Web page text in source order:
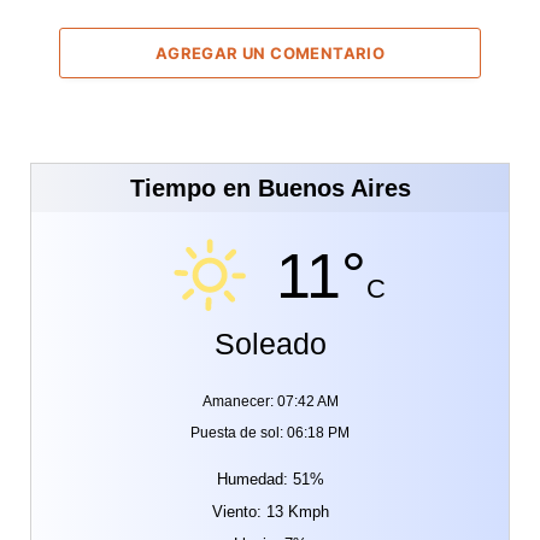
AGREGAR UN COMENTARIO
Tiempo en Buenos Aires
11°C
Soleado
Amanecer: 07:42 AM
Puesta de sol: 06:18 PM
Humedad: 51%
Viento: 13 Kmph